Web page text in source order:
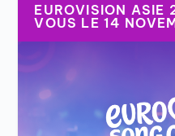
EUROVISION ASIE
VOUS LE 14